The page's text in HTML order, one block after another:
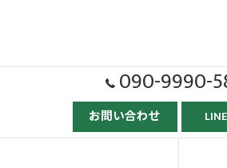
090-9990-
お問い合わせ